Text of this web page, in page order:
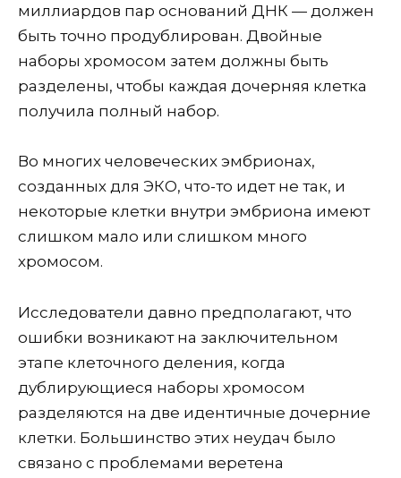
миллиардов пар оснований ДНК — должен
быть точно продублирован. Двойные
наборы хромосом затем должны быть
разделены, чтобы каждая дочерняя клетка
получила полный набор.
Во многих человеческих эмбрионах,
созданных для ЭКО, что-то идет не так, и
некоторые клетки внутри эмбриона имеют
слишком мало или слишком много
хромосом.
Исследователи давно предполагают, что
ошибки возникают на заключительном
этапе клеточного деления, когда
дублирующиеся наборы хромосом
разделяются на две идентичные дочерние
клетки. Большинство этих неудач было
связано с проблемами веретена